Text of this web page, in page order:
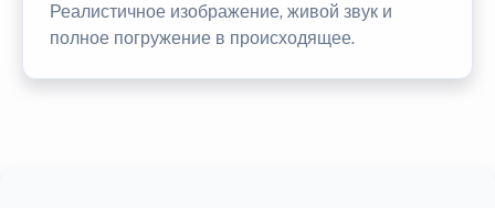
Реалистичное изображение, живой звук и
полное погружение в происходящее.